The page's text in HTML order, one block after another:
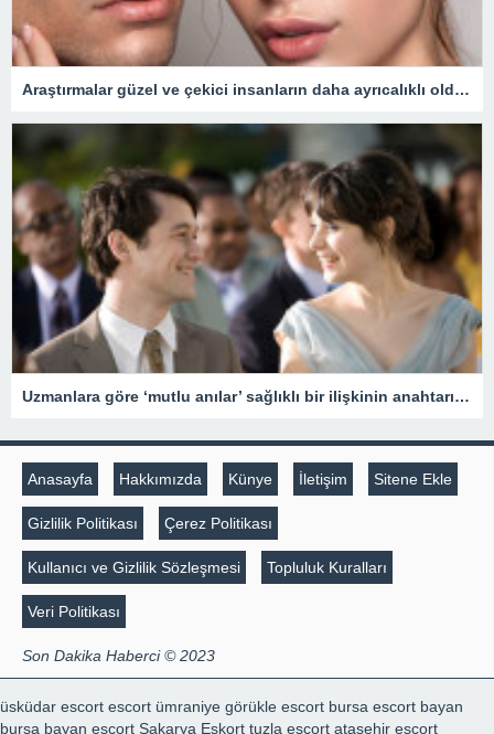
Araştırmalar güzel ve çekici insanların daha ayrıcalıklı olduğunu gösteriyor
Uzmanlara göre ‘mutlu anılar’ sağlıklı bir ilişkinin anahtarı olabilir
Anasayfa Hakkımızda Künye İletişim Sitene Ekle
Gizlilik Politikası Çerez Politikası
Kullanıcı ve Gizlilik Sözleşmesi Topluluk Kuralları
Veri Politikası
Son Dakika Haberci © 2023
üsküdar escort escort ümraniye görükle escort bursa escort bayan
bursa bayan escort Sakarya Eskort tuzla escort ataşehir escort